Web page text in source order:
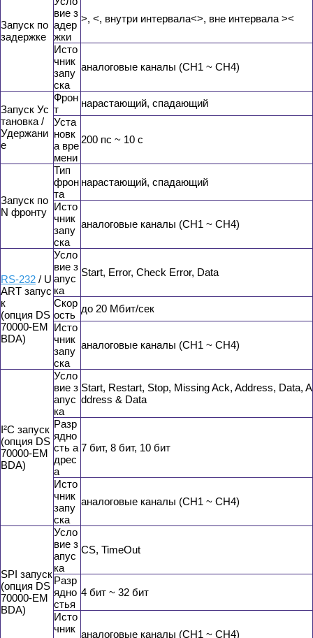
Запуск по
задержке
вие з
адер
жки
>, <, внутри интервала<>, вне интервала ><
Исто
чник
запу
ска
аналоговые каналы (CH1 ~ CH4)
Запуск Ус
тановка /
Удержани
е
Фрон
т
нарастающий, спадающий
Уста
новк
а вре
мени
200 пс ~ 10 с
Запуск по
N фронту
Тип
фрон
та
нарастающий, спадающий
Исто
чник
запу
ска
аналоговые каналы (CH1 ~ CH4)
RS-232 / U
ART запус
к
(опция DS
70000-EM
BDA)
Усло
вие з
апус
ка
Start, Error, Check Error, Data
Скор
ость
до 20 Мбит/сек
Исто
чник
запу
ска
аналоговые каналы (CH1 ~ CH4)
I²C запуск
(опция DS
70000-EM
BDA)
Усло
вие з
апус
ка
Start, Restart, Stop, Missing Ack, Address, Data, A
ddress & Data
Разр
ядно
сть а
дрес
а
7 бит, 8 бит, 10 бит
Исто
чник
запу
ска
аналоговые каналы (CH1 ~ CH4)
SPI запуск
(опция DS
70000-EM
BDA)
Усло
вие з
апус
ка
CS, TimeOut
Разр
ядно
стья
4 бит ~ 32 бит
Исто
чник аналоговые каналы (CH1 ~ CH4)